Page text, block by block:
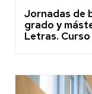
Jornadas de
grado y
Letras.